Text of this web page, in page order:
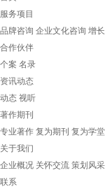
服务项目
品牌咨询 企业文化咨询 增
合作伙伴
个案 名录
资讯动态
动态 视听
著作期刊
专业著作 复为期刊 复为学堂
关于我们
企业概况 关怀交流 策划风采
联系